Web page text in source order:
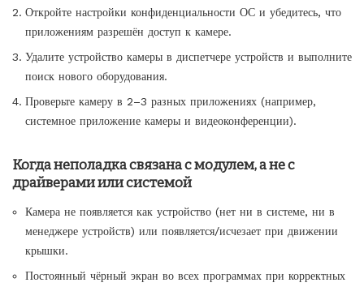
Откройте настройки конфиденциальности ОС и убедитесь, что
приложениям разрешён доступ к камере.
Удалите устройство камеры в диспетчере устройств и выполните
поиск нового оборудования.
Проверьте камеру в 2–3 разных приложениях (например,
системное приложение камеры и видеоконференции).
Когда неполадка связана с модулем, а не с
драйверами или системой
Камера не появляется как устройство (нет ни в системе, ни в
менеджере устройств) или появляется/исчезает при движении
крышки.
Постоянный чёрный экран во всех программах при корректных